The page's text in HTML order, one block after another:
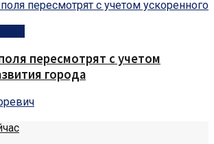
пересмотрят с учетом
города